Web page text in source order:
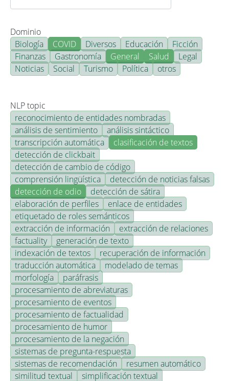
Dominio
Biología
COVID Diversos Educación
Ficción
Finanzas
Gastronomía General Salud
Legal
Noticias
Social Turismo Política otros
NLP topic
reconocimiento de entidades nombradas
análisis de sentimiento
análisis sintáctico
transcripción automática
clasificación de textos
detección de clickbait
detección de cambio de código
comprensión lingüística
detección de noticias falsas
detección de odio
detección de sátira
elaboración de perfiles
enlace de entidades
etiquetado de roles semánticos
extracción de información
extracción de relaciones
factuality
generación de texto
indexación de textos
recuperación de información
traducción automática
modelado de temas
morfología
paráfrasis
procesamiento de abreviaturas
procesamiento de eventos
procesamiento de factualidad
procesamiento de humor
procesamiento de la negación
sistemas de pregunta-respuesta
sistemas de recomendación
resumen automático
similitud textual
simplificación textual